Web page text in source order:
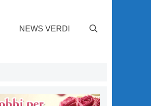
NEWS VERDI